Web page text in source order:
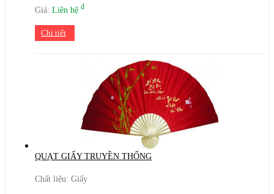
Giá: Liên hệ đ
Chi tiết
QUẠT GIẤY TRUYỀN THỐNG
Chất liệu: Giấy